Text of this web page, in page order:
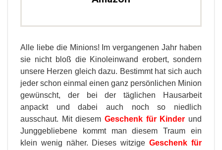
Alle liebe die Minions! Im vergangenen Jahr haben
sie nicht bloß die Kinoleinwand erobert, sondern
unsere Herzen gleich dazu. Bestimmt hat sich auch
jeder schon einmal einen ganz persönlichen Minion
gewünscht, der bei der täglichen Hausarbeit
anpackt und dabei auch noch so niedlich
ausschaut. Mit diesem Geschenk für Kinder und
Junggebliebene kommt man diesem Traum ein
klein wenig näher. Dieses witzigeGeschenk für